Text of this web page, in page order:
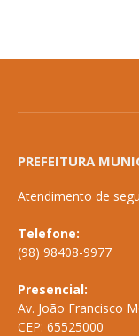
PREFEITURA
Atendimento de
Telefone:
(98) 98408-9977
Presencial:
Av. João Francisco
CEP: 65525000